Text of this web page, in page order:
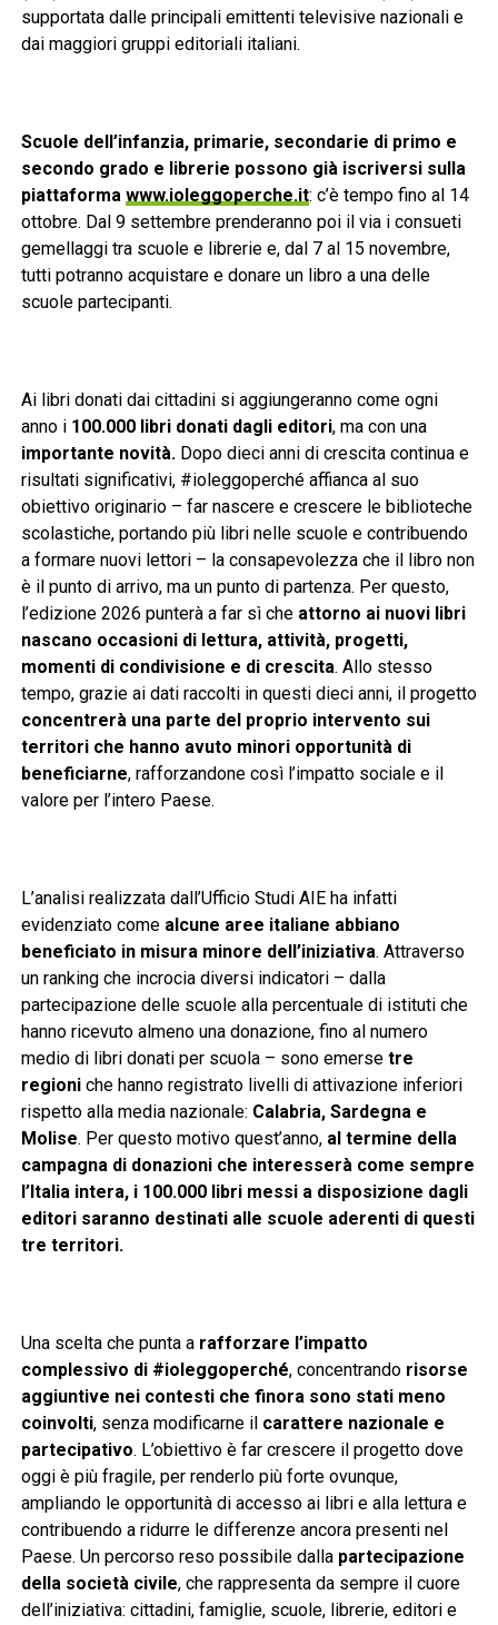
supportata dalle principali emittenti televisive nazionali e
dai maggiori gruppi editoriali italiani.
Scuole dell’infanzia, primarie, secondarie di primo e
secondo grado e librerie possono già iscriversi sulla
piattaforma www.ioleggoperche.it: c’è tempo fino al 14
ottobre. Dal 9 settembre prenderanno poi il via i consueti
gemellaggi tra scuole e librerie e, dal 7 al 15 novembre,
tutti potranno acquistare e donare un libro a una delle
scuole partecipanti.
Ai libri donati dai cittadini si aggiungeranno come ogni
anno i 100.000 libri donati dagli editori, ma con una
importante novità. Dopo dieci anni di crescita continua e
risultati significativi, #ioleggoperché affianca al suo
obiettivo originario – far nascere e crescere le biblioteche
scolastiche, portando più libri nelle scuole e contribuendo
a formare nuovi lettori – la consapevolezza che il libro non
è il punto di arrivo, ma un punto di partenza. Per questo,
l’edizione 2026 punterà a far sì che attorno ai nuovi libri
nascano occasioni di lettura, attività, progetti,
momenti di condivisione e di crescita. Allo stesso
tempo, grazie ai dati raccolti in questi dieci anni, il progetto
concentrerà una parte del proprio intervento sui
territori che hanno avuto minori opportunità di
beneficiarne, rafforzandone così l’impatto sociale e il
valore per l’intero Paese.
L’analisi realizzata dall’Ufficio Studi AIE ha infatti
evidenziato come alcune aree italiane abbiano
beneficiato in misura minore dell’iniziativa. Attraverso
un ranking che incrocia diversi indicatori – dalla
partecipazione delle scuole alla percentuale di istituti che
hanno ricevuto almeno una donazione, fino al numero
medio di libri donati per scuola – sono emerse tre
regioniche hanno registrato livelli di attivazione inferiori
rispetto alla media nazionale: Calabria, Sardegna e
Molise. Per questo motivo quest’anno, al termine della
campagna di donazioni che interesserà come sempre
l’Italia intera, i 100.000 libri messi a disposizione dagli
editori saranno destinati alle scuole aderenti di questi
tre territori.
Una scelta che punta a rafforzare l’impatto
complessivo di #ioleggoperché, concentrando risorse
aggiuntive nei contesti che finora sono stati meno
coinvolti, senza modificarne il carattere nazionale e
partecipativo. L’obiettivo è far crescere il progetto dove
oggi è più fragile, per renderlo più forte ovunque,
ampliando le opportunità di accesso ai libri e alla lettura e
contribuendo a ridurre le differenze ancora presenti nel
Paese. Un percorso reso possibile dalla partecipazione
della società civile, che rappresenta da sempre il cuore
dell’iniziativa: cittadini, famiglie, scuole, librerie, editori e